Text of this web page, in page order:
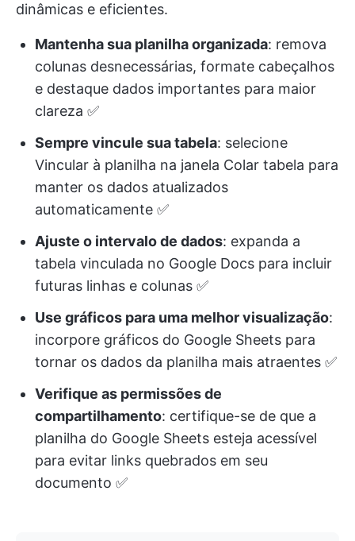
dinâmicas e eficientes.
Mantenha sua planilha organizada: remova
colunas desnecessárias, formate cabeçalhos
e destaque dados importantes para maior
clareza ✅
Sempre vincule sua tabela: selecione
Vincular à planilha na janela Colar tabela para
manter os dados atualizados
automaticamente ✅
Ajuste o intervalo de dados: expanda a
tabela vinculada no Google Docs para incluir
futuras linhas e colunas ✅
Use gráficos para uma melhor visualização:
incorpore gráficos do Google Sheets para
tornar os dados da planilha mais atraentes ✅
Verifique as permissões de
compartilhamento: certifique-se de que a
planilha do Google Sheets esteja acessível
para evitar links quebrados em seu
documento ✅